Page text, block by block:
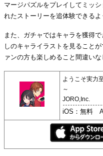
マージパズルをプレイしてミッ
れたストーリーを追体験できるよ
また、ガチャではキャラを獲得
しのキャライラストを見ること
ァンの方も楽しめること間違いな
ようこそ実力
～
JORO,Inc.
iOS：無料